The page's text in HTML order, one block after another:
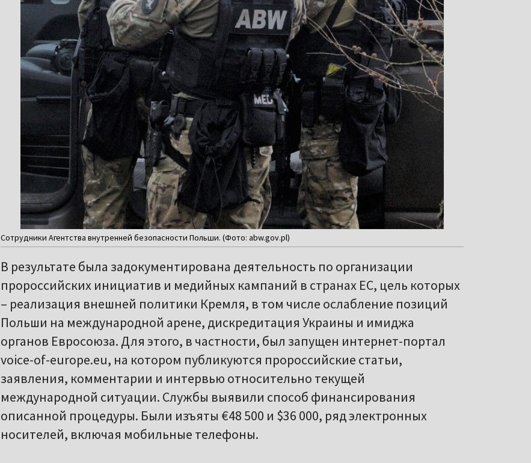
Сотрудники Агентства внутренней безопасности Польши. (Фото: abw.gov.pl)
В результате была задокументирована деятельность по организации
пророссийских инициатив и медийных кампаний в странах ЕС, цель которых
– реализация внешней политики Кремля, в том числе ослабление позиций
Польши на международной арене, дискредитация Украины и имиджа
органов Евросоюза. Для этого, в частности, был запущен интернет-портал
voice-of-europe.eu, на котором публикуются пророссийские статьи,
заявления, комментарии и интервью относительно текущей
международной ситуации. Службы выявили способ финансирования
описанной процедуры. Были изъяты €48 500 и $36 000, ряд электронных
носителей, включая мобильные телефоны.